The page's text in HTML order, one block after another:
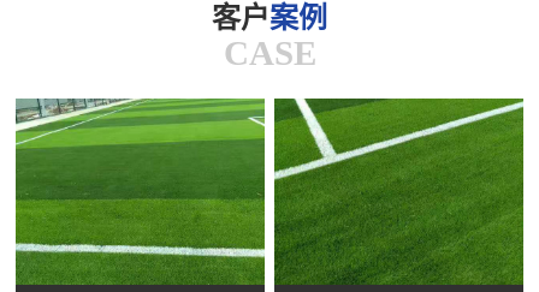
客户案例
CASE